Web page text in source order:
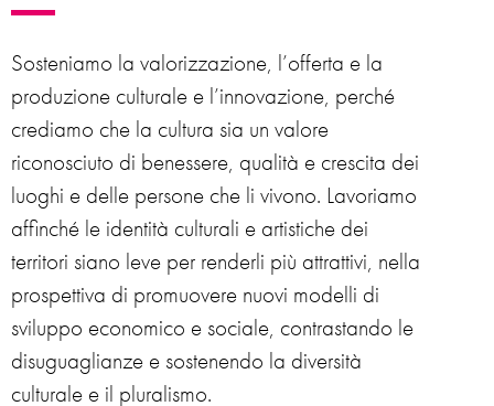
Sosteniamo la valorizzazione, l’offerta e la
produzione culturale e l’innovazione, perché
crediamo che la cultura sia un valore
riconosciuto di benessere, qualità e crescita dei
luoghi e delle persone che li vivono. Lavoriamo
affinché le identità culturali e artistiche dei
territori siano leve per renderli più attrattivi, nella
prospettiva di promuovere nuovi modelli di
sviluppo economico e sociale, contrastando le
disuguaglianze e sostenendo la diversità
culturale e il pluralismo.